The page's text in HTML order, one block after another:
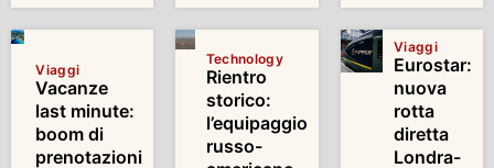
Viaggi
Vacanze
last minute:
boom di
prenotazioni
Technology
Rientro
storico:
l’equipaggio
russo-
Viaggi
Eurostar:
nuova
rotta
diretta
Londra-